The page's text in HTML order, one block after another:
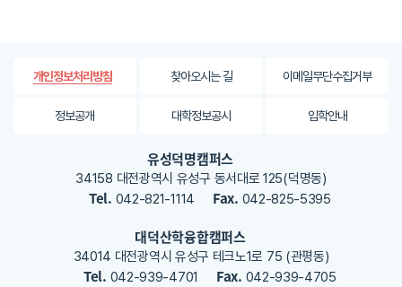
가
용
해
주
개인정보처리방침 찾아오시는 길 이메일무단수집거부
정보공개 대학정보공시 입학안내
유성덕명캠퍼스
34158 대전광역시 유성구 동서대로 125(덕명동)
Tel. 042-821-1114 Fax. 042-825-5395
대덕산학융합캠퍼스
34014 대전광역시 유성구 테크노1로 75 (관평동)
Tel. 042-939-4701 Fax. 042-939-4705